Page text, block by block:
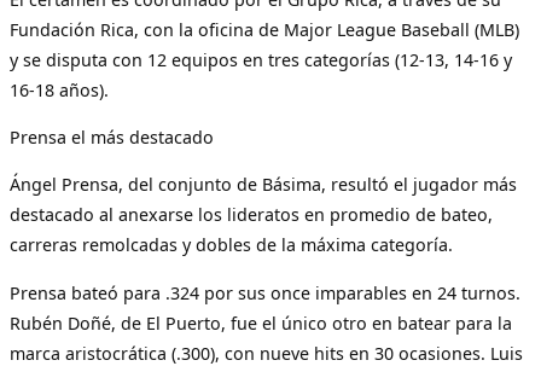
Fundación Rica, con la oficina de Major League Baseball (MLB)
y se disputa con 12 equipos en tres categorías (12-13, 14-16 y
16-18 años).
Prensa el más destacado
Ángel Prensa, del conjunto de Básima, resultó el jugador más
destacado al anexarse los lideratos en promedio de bateo,
carreras remolcadas y dobles de la máxima categoría.
Prensa bateó para .324 por sus once imparables en 24 turnos.
Rubén Doñé, de El Puerto, fue el único otro en batear para la
marca aristocrática (.300), con nueve hits en 30 ocasiones. Luis